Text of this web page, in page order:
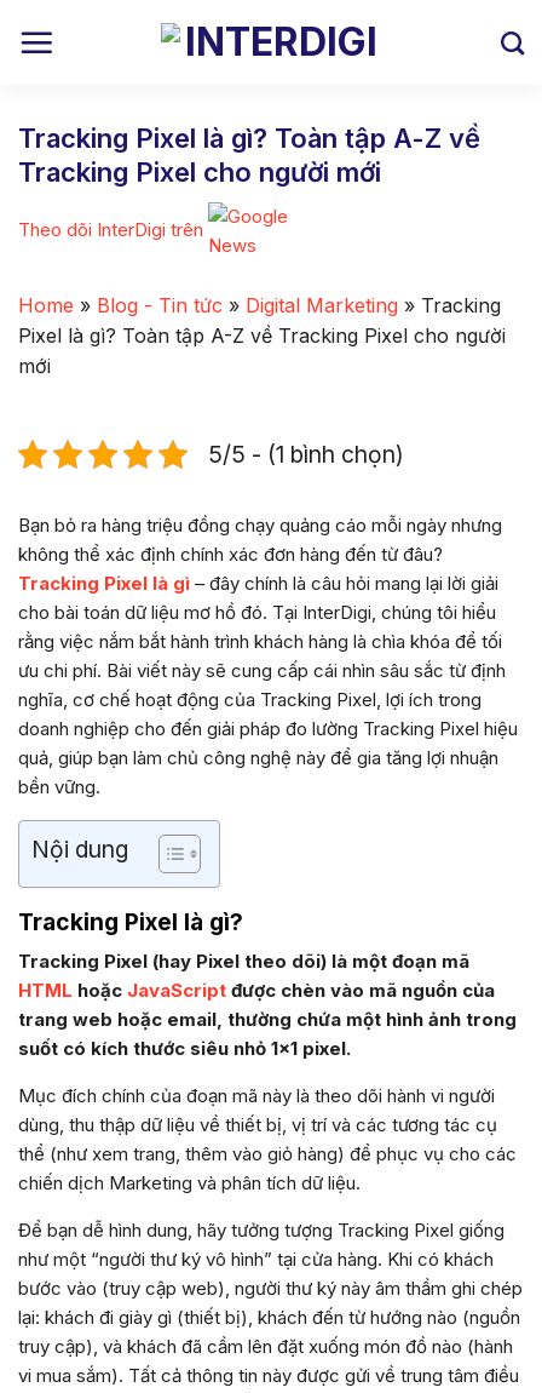
Tracking Pixel là gì? Toàn tập A-Z về
Tracking Pixel cho người mới
Theo dõi InterDigi trên
Home » Blog - Tin tức » Digital Marketing » Tracking
Pixel là gì? Toàn tập A-Z về Tracking Pixel cho người
mới
5/5 - (1 bình chọn)
Bạn bỏ ra hàng triệu đồng chạy quảng cáo mỗi ngày nhưng
không thể xác định chính xác đơn hàng đến từ đâu?
Tracking Pixel là gì – đây chính là câu hỏi mang lại lời giải
cho bài toán dữ liệu mơ hồ đó. Tại InterDigi, chúng tôi hiểu
rằng việc nắm bắt hành trình khách hàng là chìa khóa để tối
ưu chi phí. Bài viết này sẽ cung cấp cái nhìn sâu sắc từ định
nghĩa, cơ chế hoạt động của Tracking Pixel, lợi ích trong
doanh nghiệp cho đến giải pháp đo lường Tracking Pixel hiệu
quả, giúp bạn làm chủ công nghệ này để gia tăng lợi nhuận
bền vững.
Nội dung
Tracking Pixel là gì?
Tracking Pixel (hay Pixel theo dõi) là một đoạn mã
HTML hoặc JavaScript được chèn vào mã nguồn của
trang web hoặc email, thường chứa một hình ảnh trong
suốt có kích thước siêu nhỏ 1×1 pixel.
Mục đích chính của đoạn mã này là theo dõi hành vi người
dùng, thu thập dữ liệu về thiết bị, vị trí và các tương tác cụ
thể (như xem trang, thêm vào giỏ hàng) để phục vụ cho các
chiến dịch Marketing và phân tích dữ liệu.
Để bạn dễ hình dung, hãy tưởng tượng Tracking Pixel giống
như một “người thư ký vô hình” tại cửa hàng. Khi có khách
bước vào (truy cập web), người thư ký này âm thầm ghi chép
lại: khách đi giày gì (thiết bị), khách đến từ hướng nào (nguồn
truy cập), và khách đã cầm lên đặt xuống món đồ nào (hành
vi mua sắm). Tất cả thông tin này được gửi về trung tâm điều